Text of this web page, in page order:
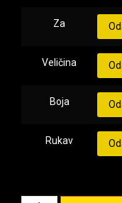
Za
Veličina
Boja
Rukav